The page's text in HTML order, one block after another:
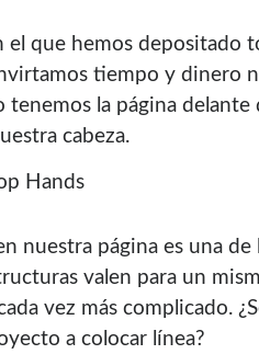
que hemos depositado
tiempo y dinero
la página delante
cabeza.
nuestra página es una de
valen para un
vez más complicado.
a colocar línea?